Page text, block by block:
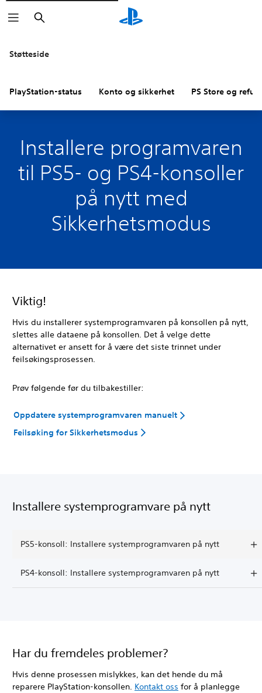
Søk
Støtteside
PlayStation-status Konto og sikkerhet PS Store og
Installere programvaren
til PS5- og PS4-konsoller
på nytt med
Sikkerhetsmodus
Viktig!
Hvis du installerer systemprogramvaren på konsollen på nytt,
slettes alle dataene på konsollen. Det å velge dette
alternativet er ansett for å være det siste trinnet under
feilsøkingsprosessen.
Prøv følgende før du tilbakestiller:
Oppdatere systemprogramvaren manuelt
Feilsøking for Sikkerhetsmodus
Installere systemprogramvare på nytt
PS5-konsoll: Installere systemprogramvaren på nytt
PS4-konsoll: Installere systemprogramvaren på nytt
Har du fremdeles problemer?
Hvis denne prosessen mislykkes, kan det hende du må
reparere PlayStation-konsollen. Kontakt oss for å planlegge